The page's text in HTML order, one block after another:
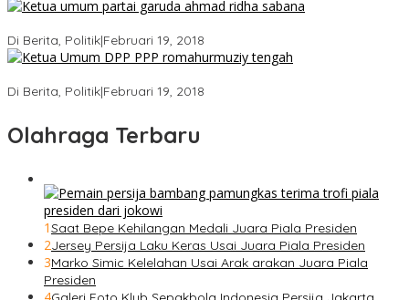
Di Berita, Politik|Februari 19, 2018
Di Berita, Politik|Februari 19, 2018
Olahraga Terbaru
1Saat Bepe Kehilangan Medali Juara Piala Presiden
2Jersey Persija Laku Keras Usai Juara Piala Presiden
3Marko Simic Kelelahan Usai Arak arakan Juara Piala
Presiden